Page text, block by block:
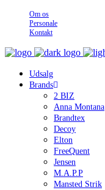
Om os
Personale
Kontakt
Udsalg
Brands
2 BIZ
Anna Montana
Brandtex
Decoy
Elton
FreeQuent
Jensen
M.A.P.P
Mansted Strik